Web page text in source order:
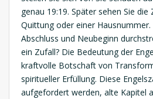
genau 19:19. Später sehen Sie
Quittung oder einer Hausnummer.
Abschluss und Neubeginn
ein Zufall? Die Bedeutung der
kraftvolle Botschaft von
spiritueller Erfüllung. Diese
aufgefordert werden, alte Kapitel